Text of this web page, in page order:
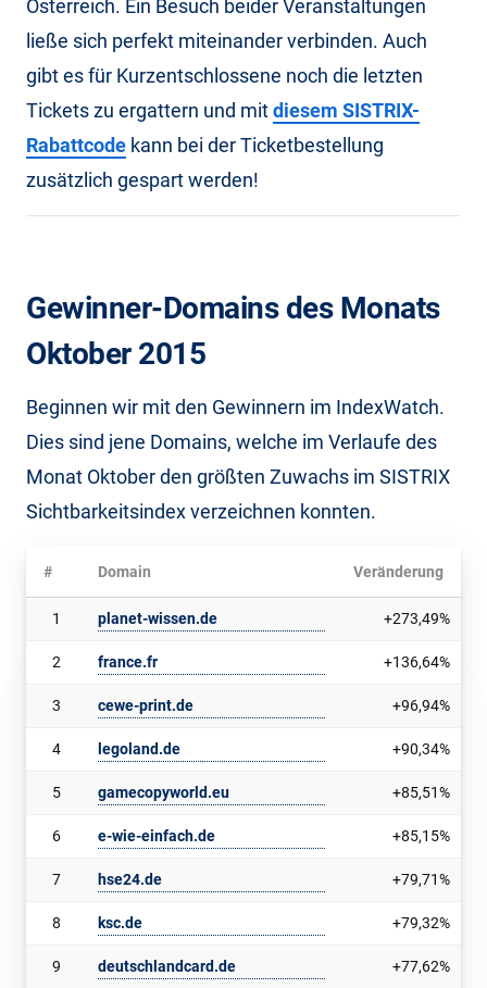
Österreich. Ein Besuch beider Veranstaltungen
ließe sich perfekt miteinander verbinden. Auch
gibt es für Kurzentschlossene noch die letzten
Tickets zu ergattern und mitdiesem SISTRIX-
Rabattcode kann bei der Ticketbestellung
zusätzlich gespart werden!
Gewinner-Domains des Monats
Oktober 2015
Beginnen wir mit den Gewinnern im IndexWatch.
Dies sind jene Domains, welche im Verlaufe des
Monat Oktober den größten Zuwachs im SISTRIX
Sichtbarkeitsindex verzeichnen konnten.
# Domain Veränderung
1 planet-wissen.de +273,49%
2 france.fr +136,64%
3 cewe-print.de +96,94%
4 legoland.de +90,34%
5 gamecopyworld.eu +85,51%
6 e-wie-einfach.de +85,15%
7 hse24.de +79,71%
8 ksc.de +79,32%
9 deutschlandcard.de +77,62%